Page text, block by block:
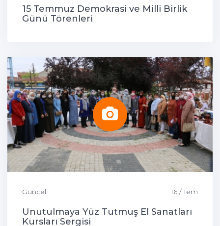
15 Temmuz Demokrasi ve Milli Birlik
Günü Törenleri
Güncel 16 / Tem
Unutulmaya Yüz Tutmuş El Sanatları
Kursları Sergisi